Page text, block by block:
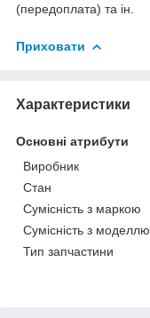
(передоплата) та ін.
Приховати
Характеристики
Основні атрибути
Виробник
Стан
Сумісність з маркою
Сумісність з моделлю
Тип запчастини